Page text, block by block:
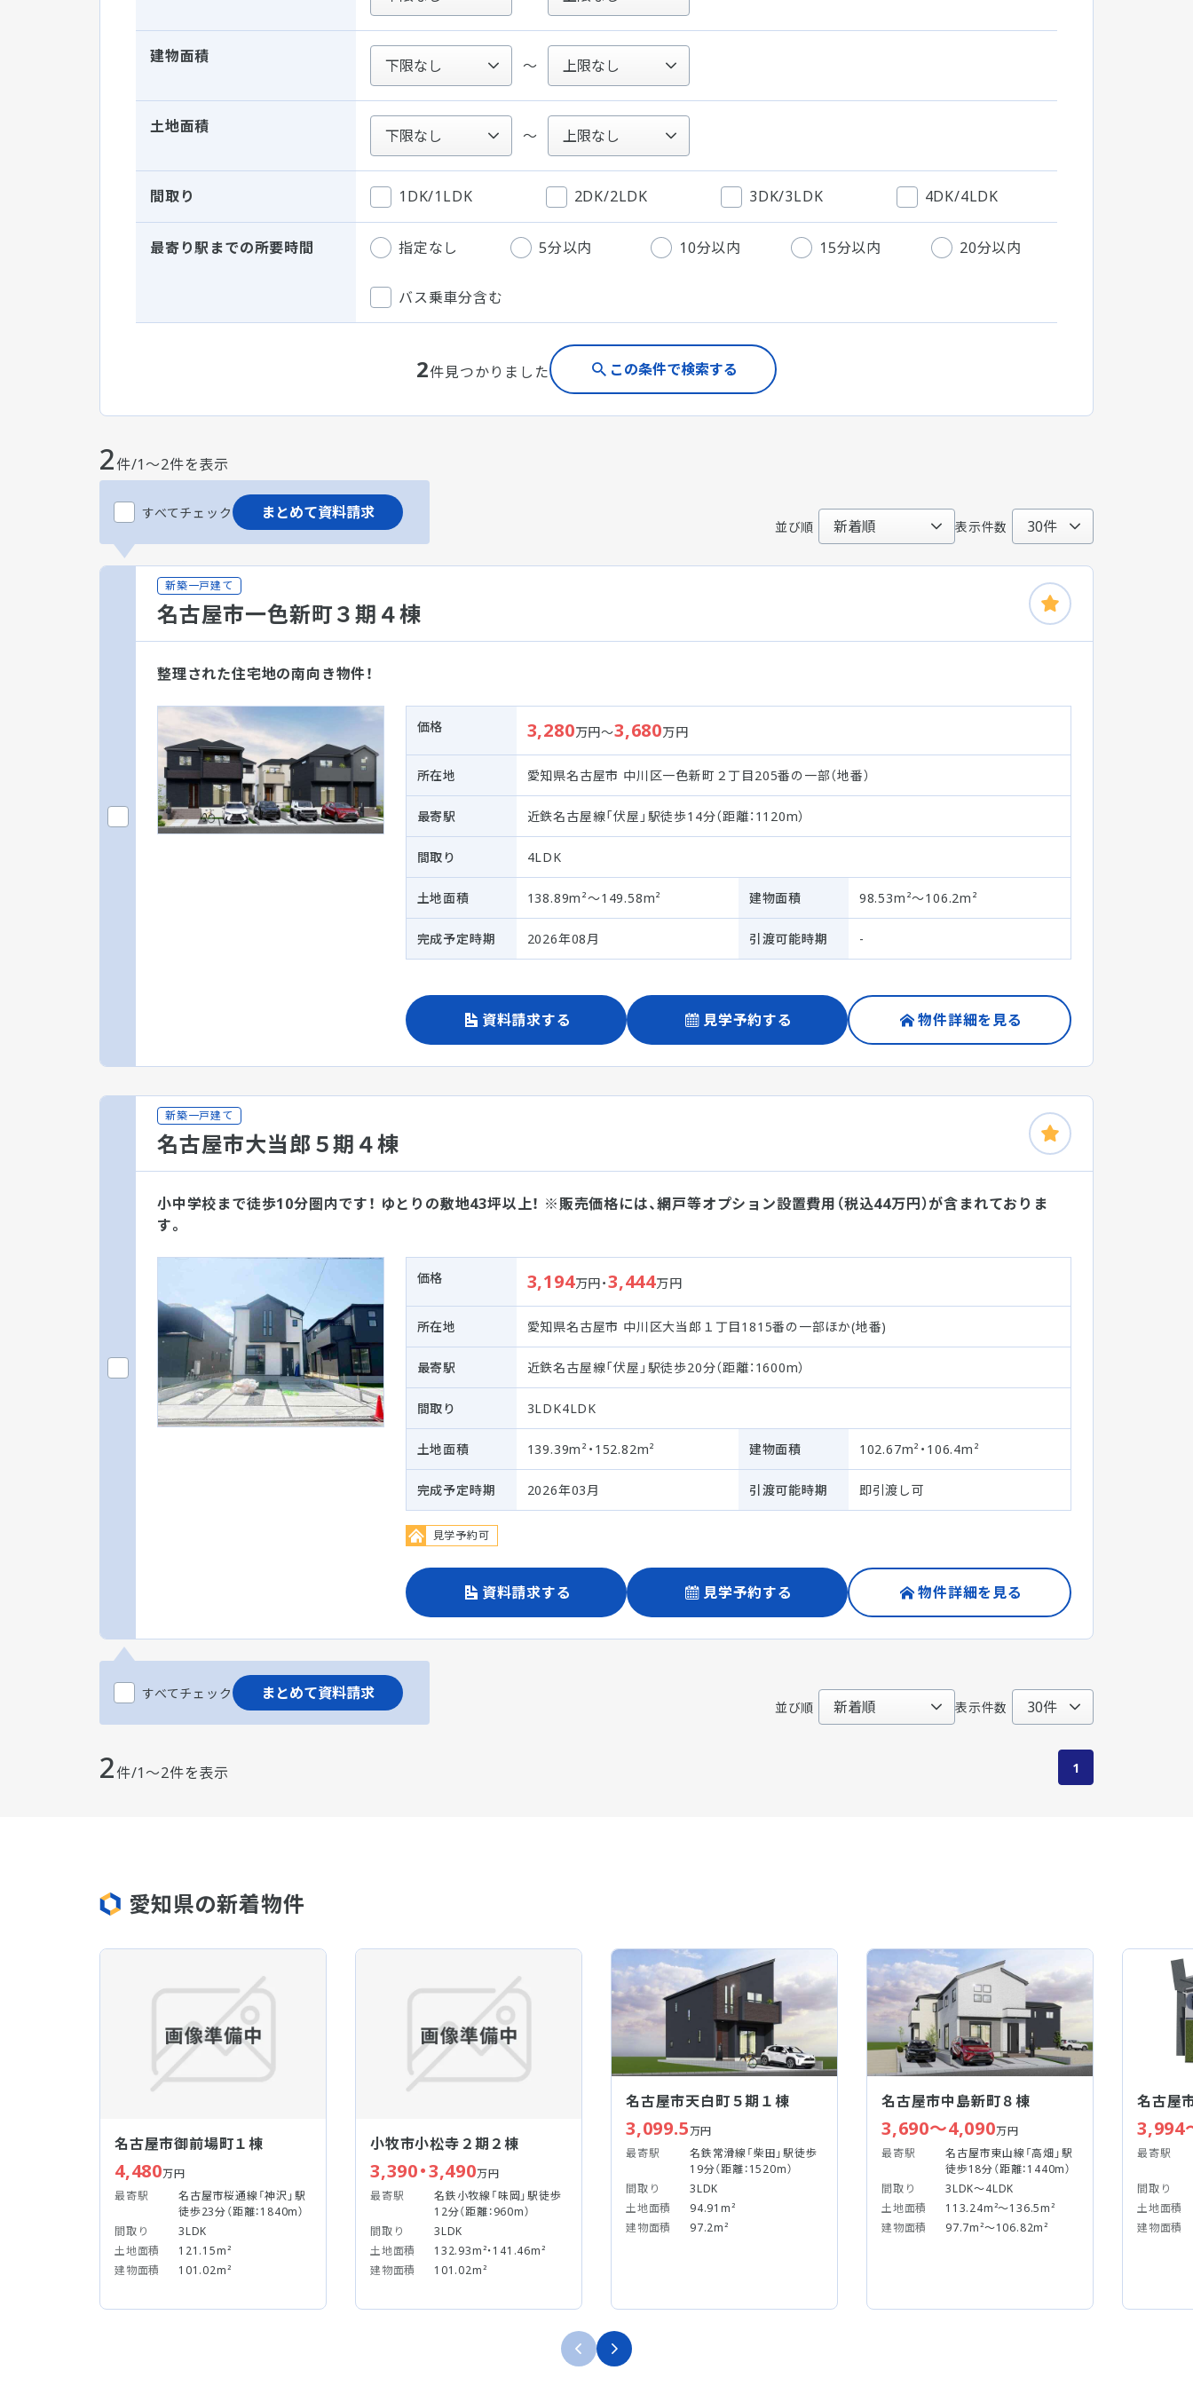
建物面積 ～
土地面積 ～
間取り 1DK/1LDK 2DK/2LDK 3DK/3LDK 4DK/4LDK
最寄り駅までの所要時間 指定なし 5分以内 10分以内 15分以内 20分以内
バス乗車分含む
2件見つかりました この条件で検索する
2件/1～2件を表示
すべてチェック まとめて資料請求
並び順 表示件数
新築一戸建て
名古屋市一色新町３期４棟
整理された住宅地の南向き物件！
価格 3,280万円～3,680万円
所在地 愛知県名古屋市 中川区一色新町２丁目205番の一部（地番）
最寄駅 近鉄名古屋線「伏屋」駅徒歩14分（距離：1120m）
間取り 4LDK
土地面積 138.89m²～149.58m² 建物面積 98.53m²～106.2m²
完成予定時期 2026年08月 引渡可能時期 -
資料請求する 見学予約する 物件詳細を見る
新築一戸建て
名古屋市大当郎５期４棟
小中学校まで徒歩10分圏内です！ ゆとりの敷地43坪以上！ ※販売価格には、網戸等オプション設置費用（税込44万円）が含まれておりま
す。
価格 3,194万円・3,444万円
所在地 愛知県名古屋市 中川区大当郎１丁目1815番の一部ほか(地番)
最寄駅 近鉄名古屋線「伏屋」駅徒歩20分（距離：1600m）
間取り 3LDK4LDK
土地面積 139.39m²・152.82m² 建物面積 102.67m²・106.4m²
完成予定時期 2026年03月 引渡可能時期 即引渡し可
見学予約可
資料請求する 見学予約する 物件詳細を見る
すべてチェック まとめて資料請求
並び順 表示件数
2件/1～2件を表示 1
愛知県の新着物件
名古屋市御前場町１棟
4,480万円
最寄駅
名古屋市桜通線「神沢」駅
徒歩23分（距離：1840m）
間取り
3LDK
土地面積
121.15m²
建物面積
101.02m²
小牧市小松寺２期２棟
3,390・3,490万円
最寄駅
名鉄小牧線「味岡」駅徒歩
12分（距離：960m）
間取り
3LDK
土地面積
132.93m²・141.46m²
建物面積
101.02m²
名古屋市天白町５期１棟
3,099.5万円
最寄駅
名鉄常滑線「柴田」駅徒歩
19分（距離：1520m）
間取り
3LDK
土地面積
94.91m²
建物面積
97.2m²
名古屋市中島新町８棟
3,690～4,090万円
最寄駅
名古屋市東山線「高畑」駅
徒歩18分（距離：1440m）
間取り
3LDK～4LDK
土地面積
113.24m²～136.5m²
建物面積
97.7m²～106.82m²
名古屋
3,994
最寄駅
間取り
土地面積
建物面積